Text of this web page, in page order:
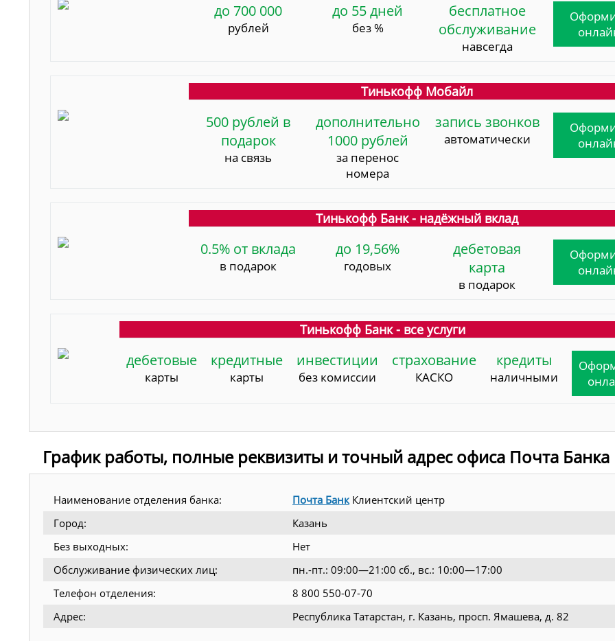
до 700 000
рублей
до 55 дней
без %
бесплатное
обслуживание
навсегда
Тинькофф Мобайл
500 рублей в
подарок
на связь
дополнительно
1000 рублей
за перенос
номера
запись звонков
автоматически
Тинькофф Банк - надёжный вклад
0.5% от вклада
в подарок
до 19,56%
годовых
дебетовая
карта
в подарок
Тинькофф Банк - все услуги
дебетовые
карты
кредитные
карты
инвестиции
без комиссии
страхование
КАСКО
кредиты
наличными
График работы, полные реквизиты и точный адрес офиса Почта Банка
Наименование отделения банка: Почта Банк Клиентский центр
Город:
Казань
Без выходных:
Нет
Обслуживание физических лиц:
пн.-пт.: 09:00—21:00 сб., вс.: 10:00—17:00
Телефон отделения:
8 800 550-07-70
Адрес:
Республика Татарстан, г. Казань, просп. Ямашева, д. 82